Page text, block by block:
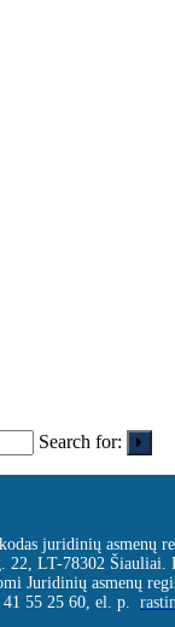
Search for:
juridinių asmenų
22, LT-78302 Šiauliai.
Juridinių asmenų
55 25 60, el. p.